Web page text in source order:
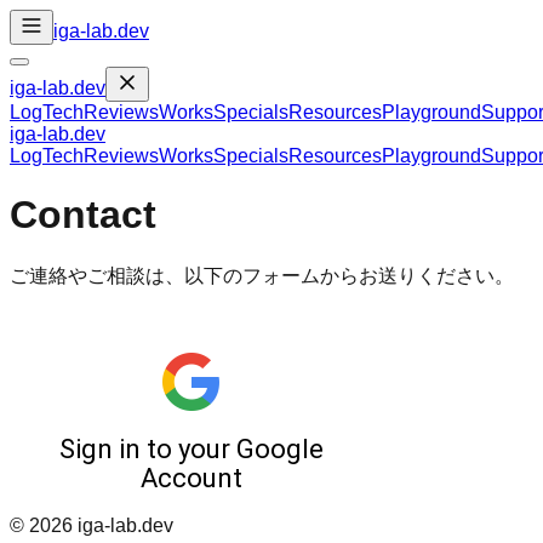
iga-lab.dev
iga-lab.dev
LogTechReviewsWorksSpecialsResourcesPlayground
iga-lab.dev
LogTechReviewsWorksSpecialsResourcesPlayground
Contact
ご連絡やご相談は、以下のフォームからお送りください。
© 2026 iga-lab.dev